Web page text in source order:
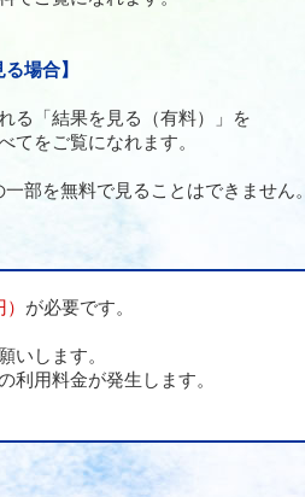
場合】
る「結果を見る（有料）」を
てをご覧になれます。
部を無料で見ることはできません。
が必要です。
いします。
利用料金が発生します。